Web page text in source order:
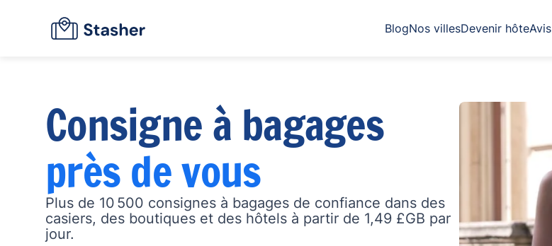
BlogNos villesDevenir hôteAvis
Consigne à bagages
près de vous
Plus de 10 500 consignes à bagages de confiance dans des
casiers, des boutiques et des hôtels à partir de 1,49 £GB par
jour.